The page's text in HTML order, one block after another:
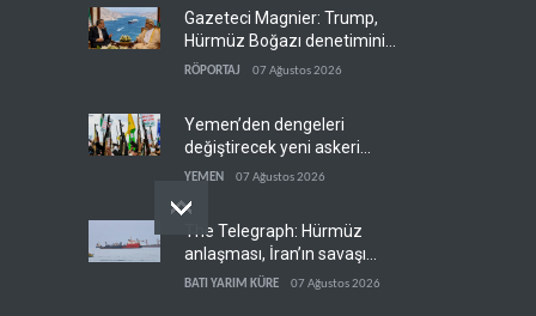
Yemen, Aramco’yu vurdu
Gazeteci Magnier: Trump,
Hürmüz Boğazı denetimini
doğrudan İran ve Umman'a
RÖPORTAJ 07 Ağustos 2026
Yemen’den dengeleri
değiştirecek yeni askeri
denklem
YEMEN 07 Ağustos 2026
The Telegraph: Hürmüz
anlaşması, İran’ın savaşı
kazandığını gösteriyor
BATI YARIM KÜRE 07 Ağustos 2026